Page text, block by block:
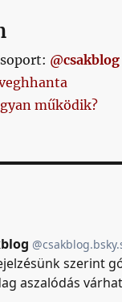
@csakblog
működik?